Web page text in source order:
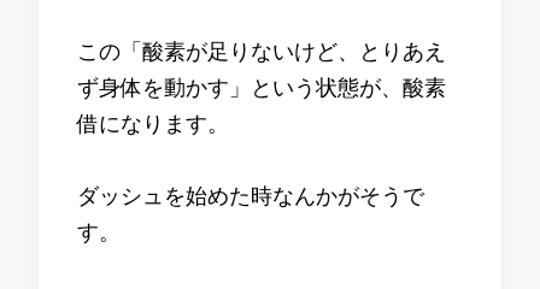
この「酸素が足りないけど、とりあえ
ず身体を動かす」という状態が、酸素
借になります。
ダッシュを始めた時なんかがそうで
す。